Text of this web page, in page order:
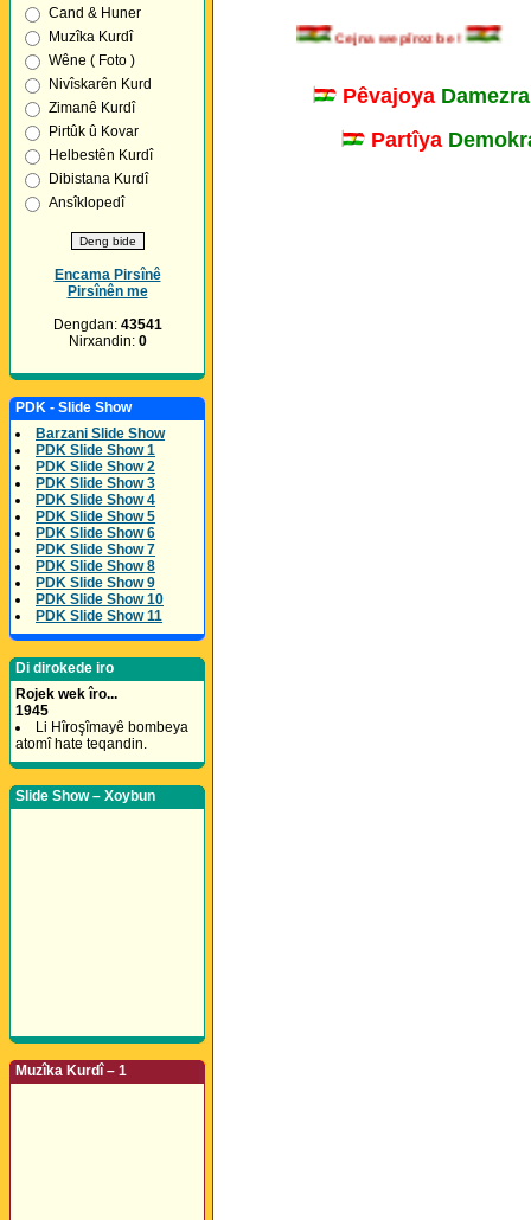
Cand & Huner
Muzîka Kurdî
Wêne ( Foto )
Nivîskarên Kurd
Zimanê Kurdî
Pirtûk û Kovar
Helbestên Kurdî
Dibistana Kurdî
Ansîklopedî
Encama Pirsînê
Pirsînên me
Dengdan: 43541
Nirxandin: 0
PDK - Slide Show
Barzani Slide Show
PDK Slide Show 1
PDK Slide Show 2
PDK Slide Show 3
PDK Slide Show 4
PDK Slide Show 5
PDK Slide Show 6
PDK Slide Show 7
PDK Slide Show 8
PDK Slide Show 9
PDK Slide Show 10
PDK Slide Show 11
Di dirokede iro
Rojek wek îro...
1945
Li Hîroşîmayê bombeya
atomî hate teqandin.
Slide Show – Xoybun
Muzîka Kurdî – 1
Cejna we pîroz be !
Pêvajoya
Partîya